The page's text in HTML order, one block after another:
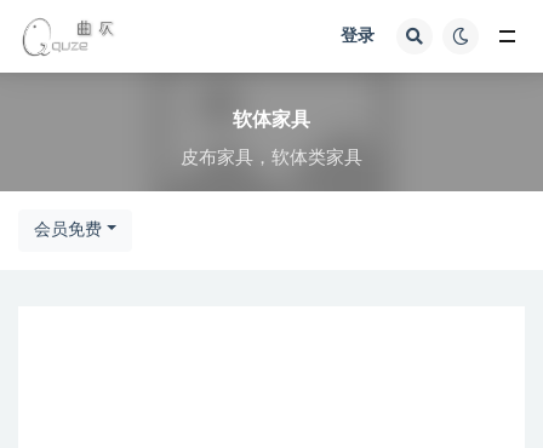
登录
软体家具
皮布家具，软体类家具
会员免费